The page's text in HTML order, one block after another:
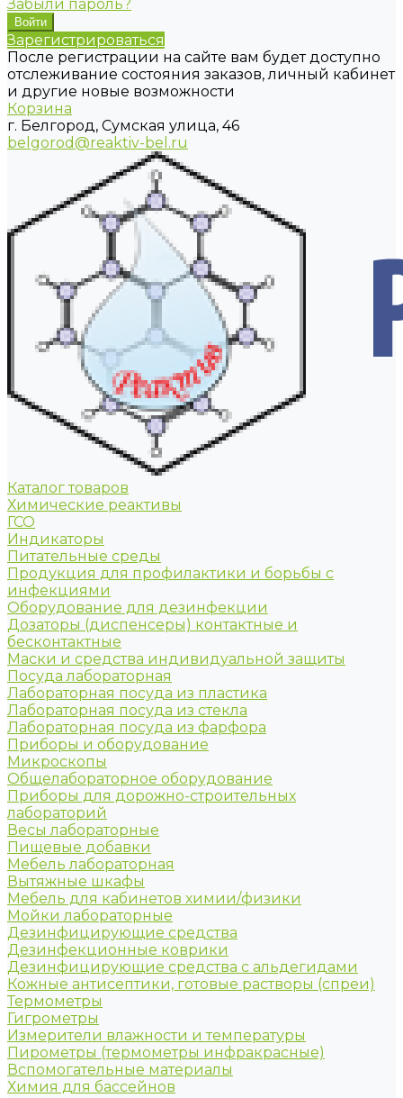
Забыли пароль?
Зарегистрироваться
После регистрации на сайте вам будет доступно
отслеживание состояния заказов, личный кабинет
и другие новые возможности
Корзина
г. Белгород, Сумская улица, 46
belgorod@reaktiv-bel.ru
Каталог товаров
Химические реактивы
ГСО
Индикаторы
Питательные среды
Продукция для профилактики и борьбы с
инфекциями
Оборудование для дезинфекции
Дозаторы (диспенсеры) контактные и
бесконтактные
Маски и средства индивидуальной защиты
Посуда лабораторная
Лабораторная посуда из пластика
Лабораторная посуда из стекла
Лабораторная посуда из фарфора
Приборы и оборудование
Микроскопы
Общелабораторное оборудование
Приборы для дорожно-строительных
лабораторий
Весы лабораторные
Пищевые добавки
Мебель лабораторная
Вытяжные шкафы
Мебель для кабинетов химии/физики
Мойки лабораторные
Дезинфицирующие средства
Дезинфекционные коврики
Дезинфицирующие средства с альдегидами
Кожные антисептики, готовые растворы (спреи)
Термометры
Гигрометры
Измерители влажности и температуры
Пирометры (термометры инфракрасные)
Вспомогательные материалы
Химия для бассейнов